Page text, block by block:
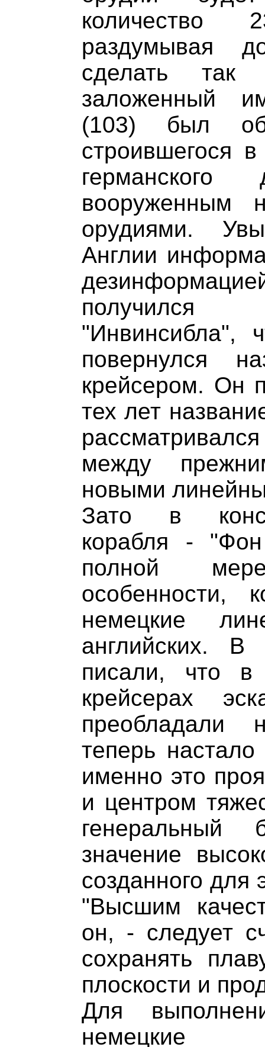
раздумывая
сделать так
заложенный
(103) был
строившегося
германского
орудиями.
Англии
получился
"Инвинсибла",
повернулся
крейсером. Он
тех лет
между
новыми
Зато в
корабля -
полной
особенности,
немецкие
английских.
писали, что в
крейсерах
преобладали
теперь
именно это
и центром
генеральный
значение
созданного для
"Высшим
он, - следует
сохранять
плоскости и
Для
немецкие